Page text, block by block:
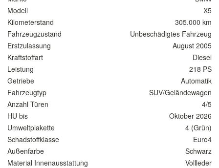
Modell
X5
Kilometerstand
305.000 km
Fahrzeugzustand
Unbeschädigtes Fahrzeug
Erstzulassung
August 2005
Kraftstoffart
Diesel
Leistung
218 PS
Getriebe
Automatik
Fahrzeugtyp
SUV/Geländewagen
Anzahl Türen
4/5
HU bis
Oktober 2026
Umweltplakette
4 (Grün)
Schadstoffklasse
Euro4
Außenfarbe
Schwarz
Material Innenausstattung
Vollleder